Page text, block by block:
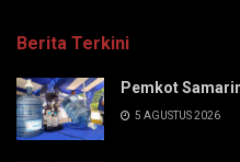
Berita Terkini
Pemkot
5 AGUSTUS 2026